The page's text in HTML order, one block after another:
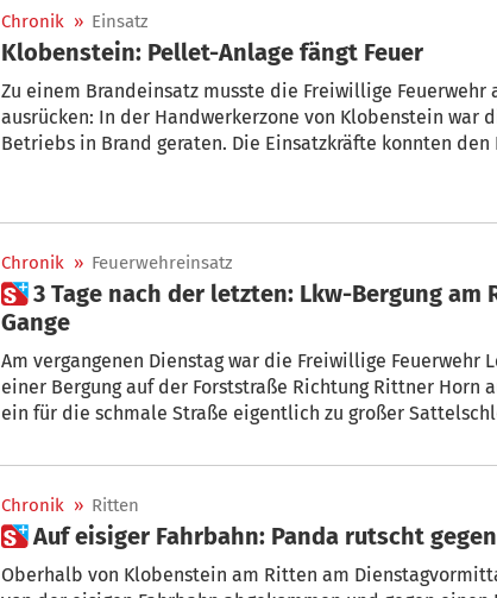
Chronik » Einsatz
Klobenstein: Pellet-Anlage fängt Feuer
Zu einem Brandeinsatz musste die Freiwillige Feuerwehr
ausrücken: In der Handwerkerzone von Klobenstein war
Betriebs in Brand geraten. Die Einsatzkräfte konnten den
Chronik » Feuerwehreinsatz
 3 Tage nach der letzten: Lkw-Bergung am Rittner Horn im
Gange
Am vergangenen Dienstag war die Freiwillige Feuerwehr
einer Bergung auf der Forststraße Richtung Rittner Horn
ein für die schmale Straße eigentlich zu großer
mit der schwierigen Bergung eines Lkw beschäftigt, der
Forststraße geschafft hatte.
Chronik » Ritten
 Auf eisiger Fahrbahn: Panda rutscht
Oberhalb von Klobenstein am Ritten am